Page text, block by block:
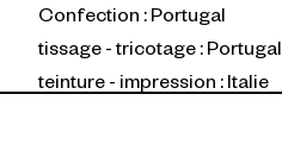
Confection : Portugal
tissage - tricotage : Portugal
teinture - impression : Italie